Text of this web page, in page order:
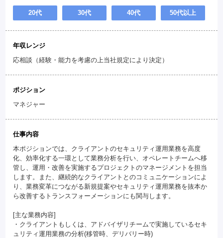
20代 30代 40代 50代以上
年収レンジ
応相談（経験・能力を考慮の上当社規定により決定）
ポジション
マネジャー
仕事内容
本ポジションでは、クライアントのセキュリティ運用業務を高度
化、効率化する一環として業務分析を行い、オペレートチームへ移
管し、運用・改善を実施するプロジェクトのマネージメントを担当
します。また、継続的なクライアントとのコミュニケーションによ
り、業務変革につながる新規提案やセキュリティ運用業務を抜本か
ら改善するトランスフォーメーションにも関与します。
[主な業務内容]
・クライアントもしくは、アドバイザリチームで実施しているセキ
ュリティ運用業務の分析(移管時、デリバリー時)